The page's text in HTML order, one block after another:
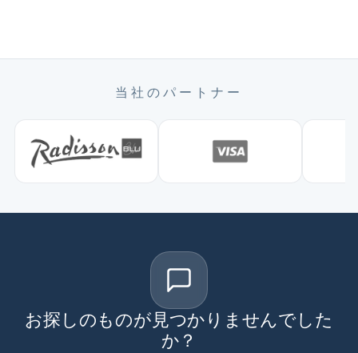
当社のパートナー
お探しのものが見つかりませんでした
か？